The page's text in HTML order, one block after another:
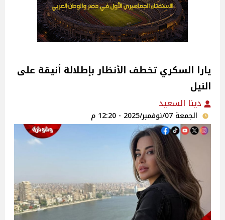
يارا السكري تخطف الأنظار بإطلالة أنيقة على
النيل
دينا السعيد
الجمعة 07/نوفمبر/2025 - 12:20 م